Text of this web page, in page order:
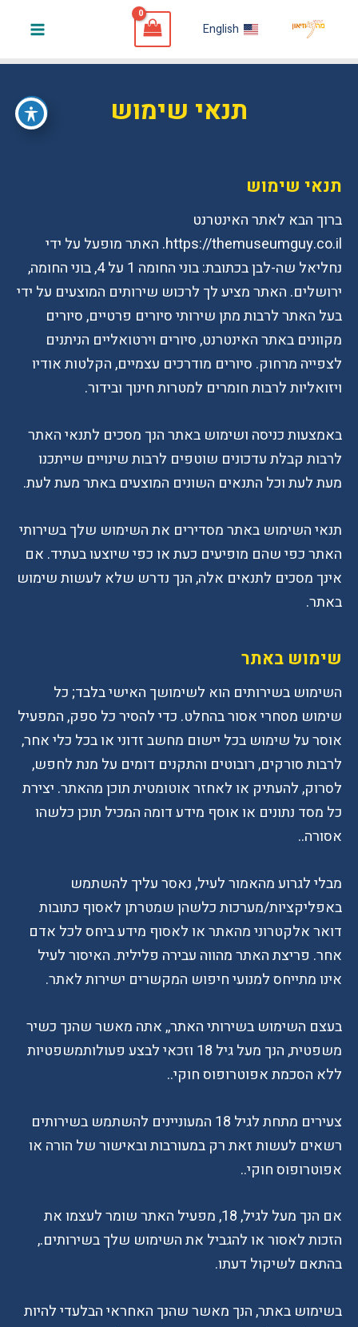
English
תנאי שימוש
תנאי שימוש
ברוך הבא לאתר האינטרנט
https://themuseumguy.co.il. האתר מופעל על ידי
נחליאל שה-לבן בכתובת: בוני החומה 1 על 4, בוני החומה,
ירושלים. האתר מציע לך לרכוש שירותים המוצעים על ידי
בעל האתר לרבות מתן שירותי סיורים פרטיים, סיורים
מקוונים באתר האינטרנט, סיורים וירטואליים הניתנים
לצפייה מרחוק. סיורים מודרכים עצמיים, הקלטות אודיו
ויזואליות לרבות חומרים למטרות חינוך ובידור.
באמצעות כניסה ושימוש באתר הנך מסכים לתנאי האתר
לרבות קבלת עדכונים שוטפים לרבות שינויים שייתכנו
מעת לעת וכל התנאים השונים המוצעים באתר מעת לעת.
תנאי השימוש באתר מסדירים את השימוש שלך בשירותי
האתר כפי שהם מופיעים כעת או כפי שיוצעו בעתיד. אם
אינך מסכים לתנאים אלה, הנך נדרש שלא לעשות שימוש
באתר.
שימוש באתר
השימוש בשירותים הוא לשימושך האישי בלבד; כל
שימוש מסחרי אסור בהחלט. כדי להסיר כל ספק, המפעיל
אוסר על שימוש בכל יישום מחשב זדוני או בכל כלי אחר,
לרבות סורקים, רובוטים והתקנים דומים על מנת לחפש,
לסרוק, להעתיק או לאחזר אוטומטית תוכן מהאתר. יצירת
כל מסד נתונים או אוסף מידע דומה המכיל תוכן כלשהו
אסורה..
מבלי לגרוע מהאמור לעיל, נאסר עליך להשתמש
באפליקציות/מערכות כלשהן שמטרתן לאסוף כתובות
דואר אלקטרוני מהאתר או לאסוף מידע ביחס לכל אדם
אחר. פריצת האתר מהווה עבירה פלילית. האיסור לעיל
אינו מתייחס למנועי חיפוש המקשרים ישירות לאתר.
בעצם השימוש בשירותי האתר,, אתה מאשר שהנך כשיר
משפטית, הנך מעל גיל 18 וזכאי לבצע פעולותמשפטיות
ללא הסכמת אפוטרופוס חוקי..
צעירים מתחת לגיל 18 המעוניינים להשתמש בשירותים
רשאים לעשות זאת רק במעורבות ובאישור של הורה או
אפוטרופוס חוקי..
אם הנך מעל לגיל, 18, מפעיל האתר שומר לעצמו את
הזכות לאסור או להגביל את השימוש שלך בשירותים.,
בהתאם לשיקול דעתו.
בשימוש באתר, הנך מאשר שהנך האחראי הבלעדי להיות